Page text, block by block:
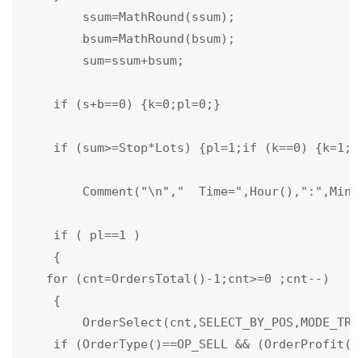
ssum=MathRound(ssum);
bsum=MathRound(bsum);
sum=ssum+bsum;
if (s+b==0) {k=0;pl=0;}
if (sum>=Stop*Lots) {pl=1;if (k==0)
Comment("\n","
if ( pl==1 )
{
for (cnt=OrdersTotal()-1;cnt>=0 ;cnt--)
{
if (OrderType()==OP_SELL &&